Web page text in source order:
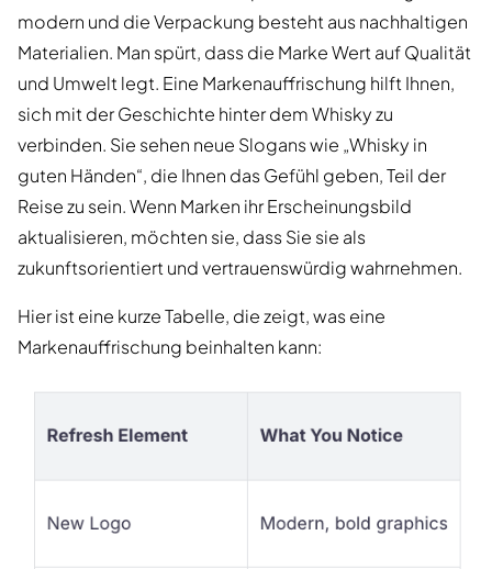
modern und die Verpackung besteht aus nachhaltigen
Materialien. Man spürt, dass die Marke Wert auf Qualität
und Umwelt legt. Eine Markenauffrischung hilft Ihnen,
sich mit der Geschichte hinter dem Whisky zu
verbinden. Sie sehen neue Slogans wie „Whisky in
guten Händen“, die Ihnen das Gefühl geben, Teil der
Reise zu sein. Wenn Marken ihr Erscheinungsbild
aktualisieren, möchten sie, dass Sie sie als
zukunftsorientiert und vertrauenswürdig wahrnehmen.
Hier ist eine kurze Tabelle, die zeigt, was eine
Markenauffrischung beinhalten kann: